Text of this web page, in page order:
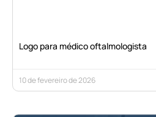
Logo para médico oftalmologista
10 de fevereiro de 2026